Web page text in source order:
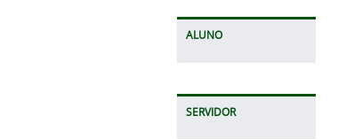
ALUNO
SERVIDOR